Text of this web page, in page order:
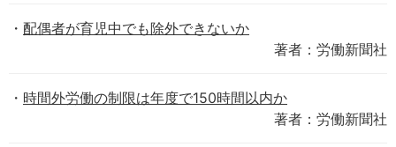
配偶者が育児中でも除外できないか
著者：労働新聞社
時間外労働の制限は年度で150時間以内か
著者：労働新聞社